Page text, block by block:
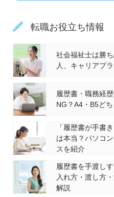
転職お役立ち情報
社会福祉士は勝
人、キャリアプ
履歴書・職務経
NG？A4・B5ど
「履歴書が手書
は本当？パソコ
スを紹介
履歴書を手渡し
入れ方・渡し方
解説